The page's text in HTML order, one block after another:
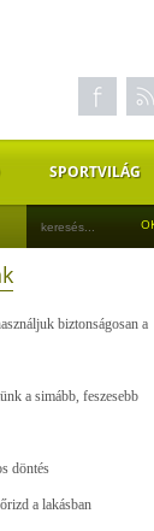
SPORTVILÁG
biztonságosan a
a simább, feszesebb
döntés
a lakásban